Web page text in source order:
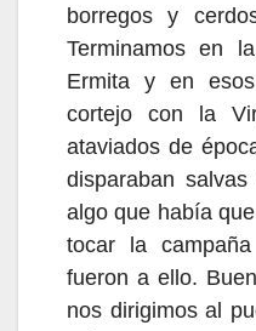
borregos y
Terminamos en
Ermita y en
cortejo con la
ataviados de
disparaban
algo que habíaque
tocar la
fueron a ello.
nos dirigimos al